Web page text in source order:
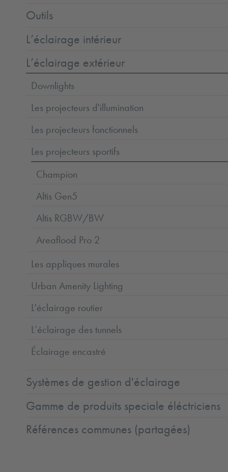
Outils
L’éclairage intérieur
L’éclairage extérieur
Downlights
Les projecteurs d'illumination
Les projecteurs fonctionnels
Les projecteurs sportifs
Champion
Altis Gen5
Altis RGBW/BW
Areaflood Pro 2
Les appliques murales
Urban Amenity Lighting
L'éclairage routier
L’éclairage des tunnels
Éclairage encastré
Systèmes de gestion d'éclairage
Gamme de produits speciale éléctriciens
Références communes (partagées)